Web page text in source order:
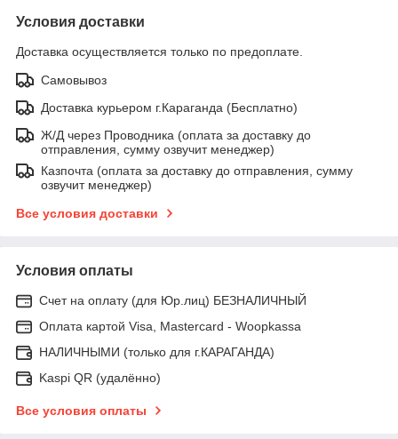
Условия доставки
Доставка осуществляется только по предоплате.
Самовывоз
Доставка курьером г.Караганда (Бесплатно)
Ж/Д через Проводника (оплата за доставку до
отправления, сумму озвучит менеджер)
Казпочта (оплата за доставку до отправления, сумму
озвучит менеджер)
Все условия доставки
Условия оплаты
Счет на оплату (для Юр.лиц) БЕЗНАЛИЧНЫЙ
Оплата картой Visa, Mastercard - Woopkassa
НАЛИЧНЫМИ (только для г.КАРАГАНДА)
Kaspi QR (удалённо)
Все условия оплаты